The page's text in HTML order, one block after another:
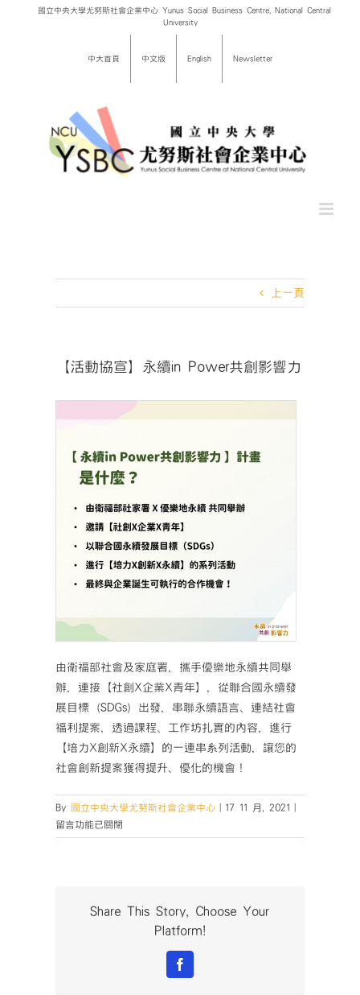
國立中央大學尤努斯社會企業中心 Yunus Social Business Centre, National Central
University
中大首頁 中文版 English Newsletter
上一頁
【活動協宣】永續in Power共創影響力
由衛福部社會及家庭署，攜手優樂地永續共同舉
辦，連接【社創X企業X青年】，從聯合國永續發
展目標（SDGs）出發，串聯永續語言、連結社會
福利提案，透過課程、工作坊扎實的內容，進行
【培力X創新X永續】的一連串系列活動，讓您的
社會創新提案獲得提升、優化的機會！
By 國立中央大學尤努斯社會企業中心 17 11 月, 2021
動
留言功能已關閉
Share This Story, Choose Your
Platform!
Facebook